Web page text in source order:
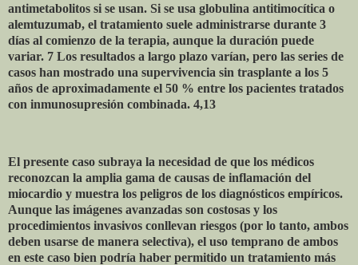
antimetabolitos si se usan. Si se usa globulina antitimocítica o
alemtuzumab, el tratamiento suele administrarse durante 3
días al comienzo de la terapia, aunque la duración puede
variar. 7 Los resultados a largo plazo varían, pero las series de
casos han mostrado una supervivencia sin trasplante a los 5
años de aproximadamente el 50 % entre los pacientes tratados
con inmunosupresión combinada. 4,13
El presente caso subraya la necesidad de que los médicos
reconozcan la amplia gama de causas de inflamación del
miocardio y muestra los peligros de los diagnósticos empíricos.
Aunque las imágenes avanzadas son costosas y los
procedimientos invasivos conllevan riesgos (por lo tanto, ambos
deben usarse de manera selectiva), el uso temprano de ambos
en este caso bien podría haber permitido un tratamiento más